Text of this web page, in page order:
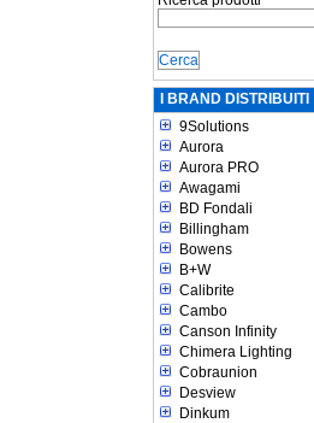
I BRAND DISTRIBUITI
9Solutions
Aurora
Aurora PRO
Awagami
BD Fondali
Billingham
Bowens
B+W
Calibrite
Cambo
Canson Infinity
Chimera Lighting
Cobraunion
Desview
Dinkum